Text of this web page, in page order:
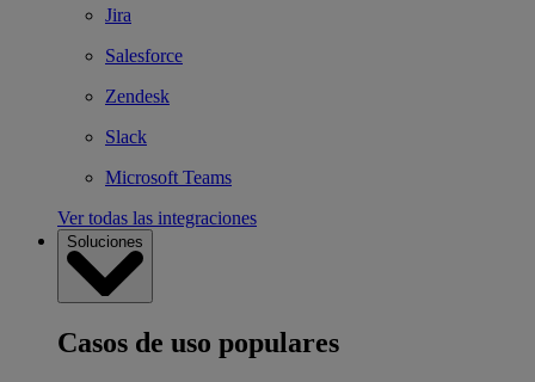
Jira
Salesforce
Zendesk
Slack
Microsoft Teams
Ver todas las integraciones
Soluciones
Casos de uso populares